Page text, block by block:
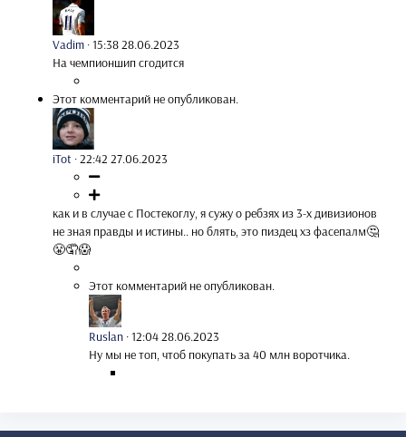
Vadim ·15:38 28.06.2023
На чемпионшип сгодится
Этот комментарий не опубликован.
iTot ·22:42 27.06.2023
как и в случае с Постекоглу, я сужу о ребзях из 3-х дивизионов
не зная правды и истины.. но блять, это пиздец хз фасепалм🤔
😤🤦😱
Этот комментарий не опубликован.
Ruslan ·12:04 28.06.2023
Ну мы не топ, чтоб покупать за 40 млн воротчика.